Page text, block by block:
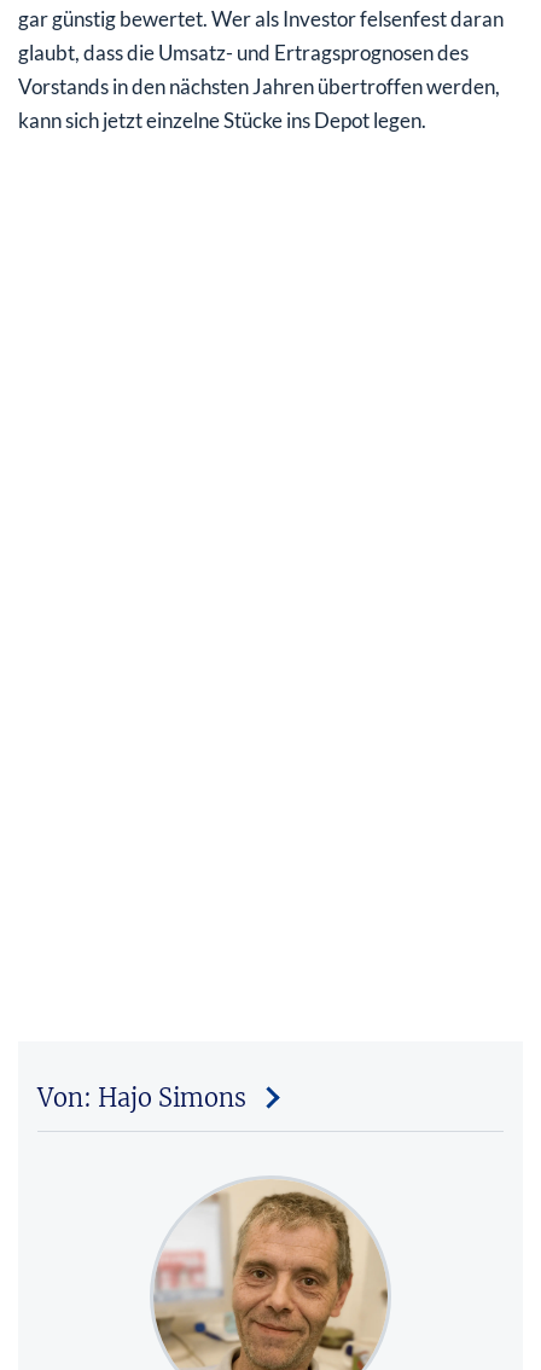
gar günstig bewertet. Wer als Investor felsenfest daran
glaubt, dass die Umsatz- und Ertragsprognosen des
Vorstands in den nächsten Jahren übertroffen werden,
kann sich jetzt einzelne Stücke ins Depot legen.
Von: Hajo Simons